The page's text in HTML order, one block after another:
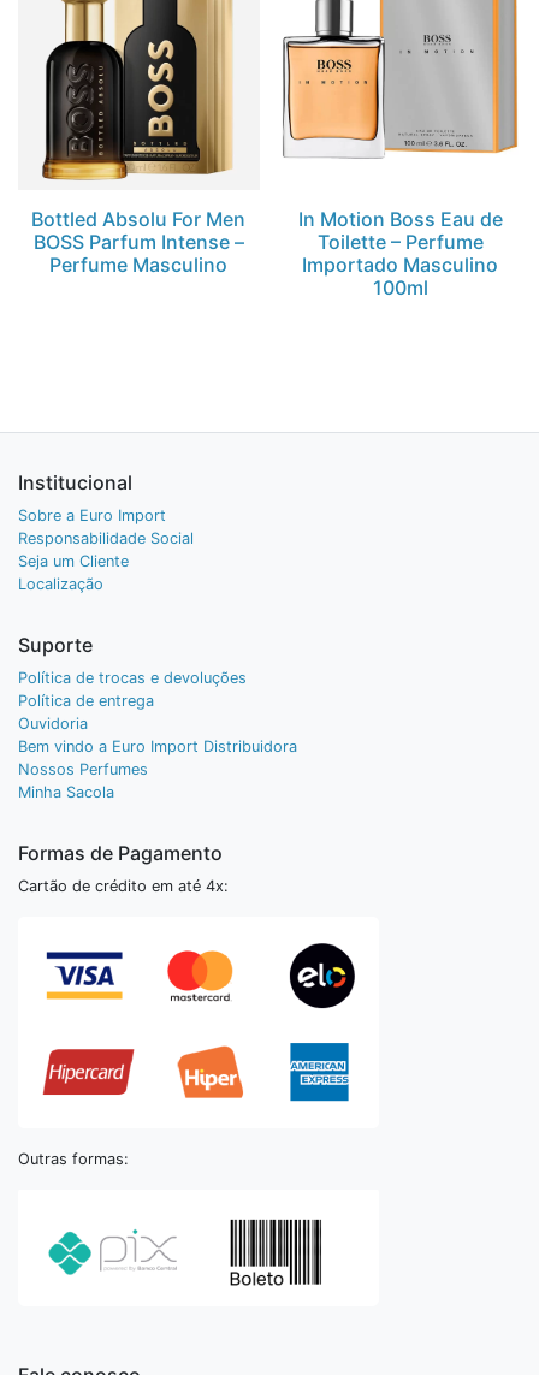
Bottled Absolu For Men
BOSS Parfum Intense –
Perfume Masculino
In Motion Boss Eau de
Toilette – Perfume
Importado Masculino
100ml
Institucional
Sobre a Euro Import
Responsabilidade Social
Seja um Cliente
Localização
Suporte
Política de trocas e devoluções
Política de entrega
Ouvidoria
Bem vindo a Euro Import Distribuidora
Nossos Perfumes
Minha Sacola
Formas de Pagamento
Cartão de crédito em até 4x:
Outras formas: